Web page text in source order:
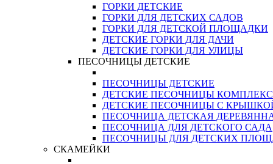
ГОРКИ ДЕТСКИЕ
ГОРКИ ДЛЯ ДЕТСКИХ САДОВ
ГОРКИ ДЛЯ ДЕТСКОЙ ПЛОЩАДКИ
ДЕТСКИЕ ГОРКИ ДЛЯ ДАЧИ
ДЕТСКИЕ ГОРКИ ДЛЯ УЛИЦЫ
ПЕСОЧНИЦЫ ДЕТСКИЕ
ПЕСОЧНИЦЫ ДЕТСКИЕ
ДЕТСКИЕ ПЕСОЧНИЦЫ
ДЕТСКИЕ ПЕСОЧНИЦЫ С
ПЕСОЧНИЦА ДЕТСКАЯ
ПЕСОЧНИЦА ДЛЯ ДЕТСКОГО САДА
ПЕСОЧНИЦЫ ДЛЯ ДЕТСКИХ
СКАМЕЙКИ